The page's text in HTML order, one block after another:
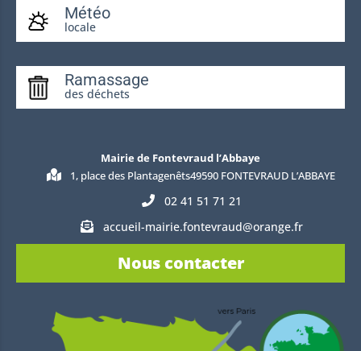
Météo
locale
Ramassage
des déchets
Mairie de Fontevraud l’Abbaye
1, place des Plantagenêts49590 FONTEVRAUD L’ABBAYE
02 41 51 71 21
accueil-mairie.fontevraud@orange.fr
Nous contacter